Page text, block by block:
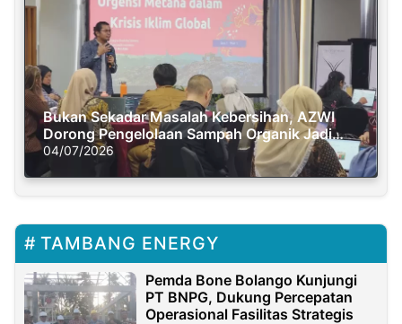
Bukan Sekadar Masalah Kebersihan, AZWI
Dorong Pengelolaan Sampah Organik Jadi
Solusi Krisis Iklim
04/07/2026
TAMBANG ENERGY
Pemda Bone Bolango Kunjungi
PT BNPG, Dukung Percepatan
Operasional Fasilitas Strategis